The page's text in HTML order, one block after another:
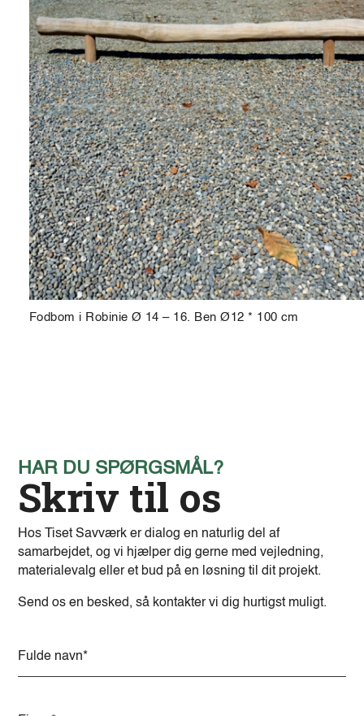
Fodbom i Robinie Ø 14 – 16. Ben Ø12 * 100 cm
HAR DU SPØRGSMÅL?
Skriv til os
Hos Tiset Savværk er dialog en naturlig del af
samarbejdet, og vi hjælper dig gerne med vejledning,
materialevalg eller et bud på en løsning til dit projekt.
Send os en besked, så kontakter vi dig hurtigst muligt.